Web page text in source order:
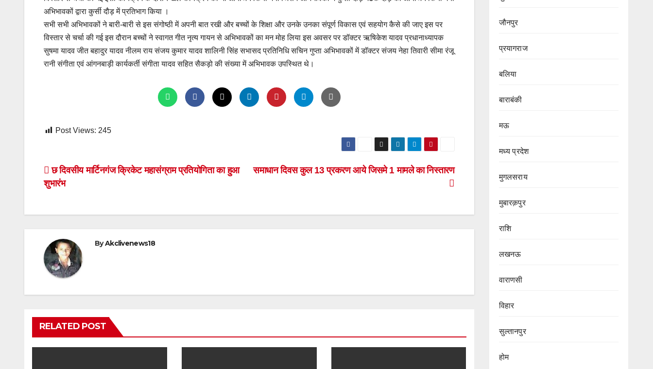
अभिभावकों द्वारा कुर्सी दौड़ में प्रतिभाग किया ।
सभी सभी अभिभावकों ने बारी-बारी से इस संगोष्ठी में अपनी बात रखी और बच्चों के शिक्षा और उनके उनका संपूर्ण विकास एवं सहयोग कैसे की जाए इस पर
विस्तार से चर्चा की गई इस दौरान बच्चों ने स्वागत गीत नृत्य गायन से अभिभावकों का मन मोह लिया इस अवसर पर डॉक्टर ऋषिकेश यादव प्रधानाध्यापक
सुषमा यादव जीत बहादुर यादव नीलम राय संजय कुमार यादव शालिनी सिंह सभासद प्रतिनिधि सचिन गुप्ता अभिभावकों में डॉक्टर संजय नेहा तिवारी सीमा रंजू
रानी संगीता एवं आंगनबाड़ी कार्यकर्ती संगीता यादव सहित सैकड़ो की संख्या में अभिभावक उपस्थित थे।
Post Views: 245
Post
navigation
समाधान दिवस कुल 13 प्रकरण आये जिसमे 1 मामले का निस्तारण
छ दिवसीय मार्टिनगंज क्रिकेट महासंग्राम प्रतियोगिता का हुआ
शुभारंभ
ByAkclivenews18
RELATED POST
जौनपुर
प्रयागराज
बलिया
बाराबंकी
मऊ
मध्य प्रदेश
मुगलसराय
मुबारक़पुर
राशि
लखनऊ
वाराणसी
विहार
सुल्तानपुर
होम